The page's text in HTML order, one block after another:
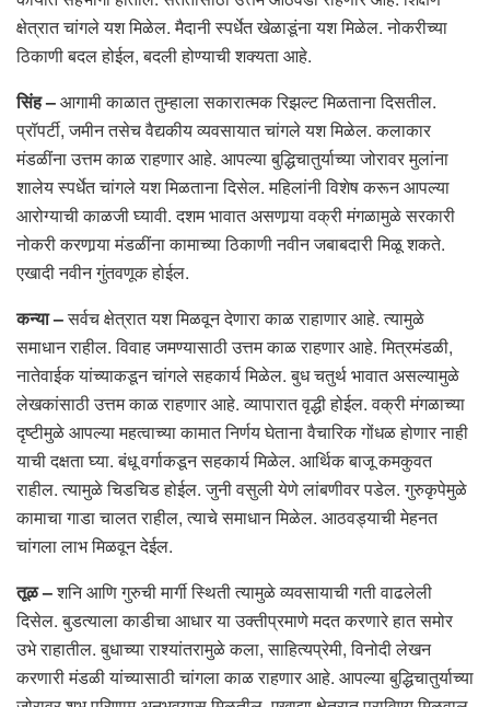
क्षेत्रात चांगले यश मिळेल. मैदानी स्पर्धेत खेळाडूंना यश मिळेल. नोकरीच्या
ठिकाणी बदल होईल, बदली होण्याची शक्यता आहे.
सिंह –आगामी काळात तुम्हाला सकारात्मक रिझल्ट मिळताना दिसतील.
प्रॉपर्टी, जमीन तसेच वैद्यकीय व्यवसायात चांगले यश मिळेल. कलाकार
मंडळींना उत्तम काळ राहणार आहे. आपल्या बुद्धिचातुर्याच्या जोरावर मुलांना
शालेय स्पर्धेत चांगले यश मिळताना दिसेल. महिलांनी विशेष करून आपल्या
आरोग्याची काळजी घ्यावी. दशम भावात असणार्‍या वक्री मंगळामुळे सरकारी
नोकरी करणार्‍या मंडळींना कामाच्या ठिकाणी नवीन जबाबदारी मिळू शकते.
एखादी नवीन गुंतवणूक होईल.
कन्या –सर्वच क्षेत्रात यश मिळवून देणारा काळ राहाणार आहे. त्यामुळे
समाधान राहील. विवाह जमण्यासाठी उत्तम काळ राहणार आहे. मित्रमंडळी,
नातेवाईक यांच्याकडून चांगले सहकार्य मिळेल. बुध चतुर्थ भावात असल्यामुळे
लेखकांसाठी उत्तम काळ राहणार आहे. व्यापारात वृद्धी होईल. वक्री मंगळाच्या
दृष्टीमुळे आपल्या महत्वाच्या कामात निर्णय घेताना वैचारिक गोंधळ होणार नाही
याची दक्षता घ्या. बंधू वर्गाकडून सहकार्य मिळेल. आर्थिक बाजू कमकुवत
राहील. त्यामुळे चिडचिड होईल. जुनी वसुली येणे लांबणीवर पडेल. गुरुकृपेमुळे
कामाचा गाडा चालत राहील, त्याचे समाधान मिळेल. आठवड्याची मेहनत
चांगला लाभ मिळवून देईल.
तूळ –शनि आणि गुरुची मार्गी स्थिती त्यामुळे व्यवसायाची गती वाढलेली
दिसेल. बुडत्याला काडीचा आधार या उक्तीप्रमाणे मदत करणारे हात समोर
उभे राहातील. बुधाच्या राश्यांतरामुळे कला, साहित्यप्रेमी, विनोदी लेखन
करणारी मंडळी यांच्यासाठी चांगला काळ राहणार आहे. आपल्या बुद्धिचातुर्याच्या